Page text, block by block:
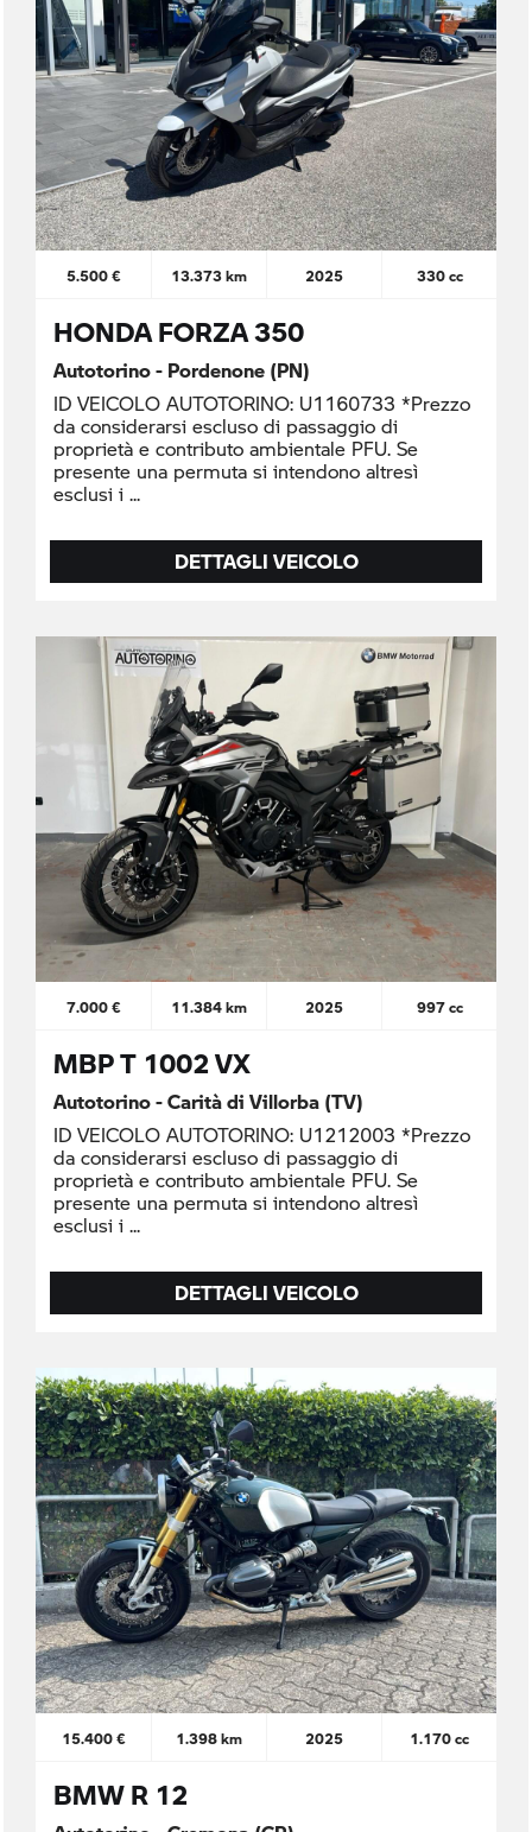
5.500 € 13.373 km 2025 330 cc
HONDA FORZA 350
Autotorino - Pordenone (PN)
ID VEICOLO AUTOTORINO: U1160733 *Prezzo
da considerarsi escluso di passaggio di
proprietà e contributo ambientale PFU. Se
presente una permuta si intendono altresì
esclusi i
DETTAGLI VEICOLO
7.000 € 11.384 km 2025 997 cc
MBP T 1002 VX
Autotorino - Carità di Villorba (TV)
ID VEICOLO AUTOTORINO: U1212003 *Prezzo
da considerarsi escluso di passaggio di
proprietà e contributo ambientale PFU. Se
presente una permuta si intendono altresì
esclusi i
DETTAGLI VEICOLO
15.400 € 1.398 km 2025 1.170 cc
BMW R 12